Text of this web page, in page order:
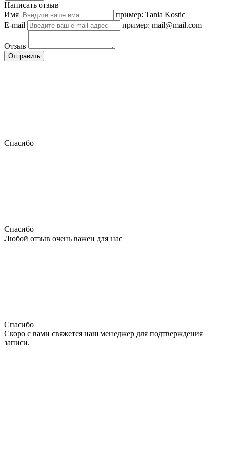
Написать отзыв
Имя
пример: Tania Kostic
E-mail
пример: mail@mail.com
Отзыв
Отправить
Спасибо
Спасибо
Любой отзыв очень важен для нас
Спасибо
Скоро с вами свяжется наш менеджер для подтверждения
записи.